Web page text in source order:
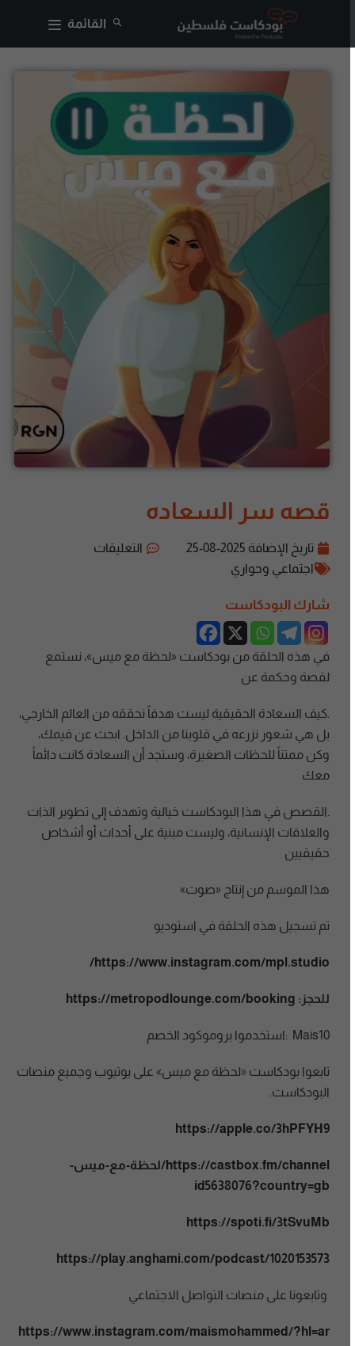
القائمة
قصه سر السعاده
تاريخ الإضافة2025-08-25
التعليقات
اجتماعي وحواري
شارك البودكاست
في هذه الحلقة من بودكاست «لحظة مع ميس»، نستمع
لقصة وحكمة عن
.كيف السعادة الحقيقية ليست هدفاً نحققه من العالم الخارجي،
بل هي شعور نزرعه في قلوبنا من الداخل. ابحث عن قيمك،
وكن ممتناً للحظات الصغيرة، وستجد أن السعادة كانت دائماً
معك
.القصص في هذا البودكاست خيالية وتهدف إلى تطوير الذات
والعلاقات الإنسانية، وليست مبنية على أحداث أو أشخاص
حقيقيين
هذا الموسم من إنتاج «صوت»
تم تسجيل هذه الحلقة في استوديو
https://www.instagram.com/mpl.studio/
للحجز:https://metropodlounge.com/booking
Mais10 :استخدموا بروموكود الخصم
تابعوا بودكاست «لحظة مع ميس» على يوتيوب وجميع منصات
البودكاست.
https://apple.co/3hPFYH9
https://castbox.fm/channel/لحظة-مع-ميس-
id5638076?country=gb
https://spoti.fi/3tSvuMb
https://play.anghami.com/podcast/1020153573
وتابعونا على منصات التواصل الاجتماعي
https://www.instagram.com/maismohammed/?hl=ar